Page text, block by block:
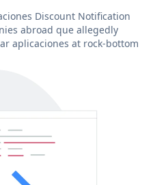
Discount Notification
abroad que allegedly
aplicaciones at rock-bottom